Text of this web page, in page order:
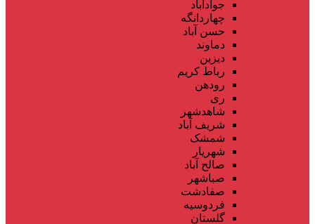
جوادآباد
چهاردانگه
حسن آباد
دماوند
دیزین
رباط کریم
رودهن
ری
شاهدشهر
شریف آباد
شمشک
شهریار
صالح آباد
صباشهر
صفادشت
فردوسیه
گلستان